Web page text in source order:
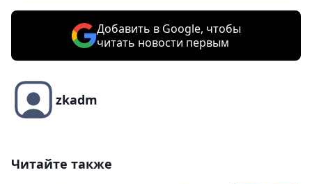
Добавить в Google, чтобы
читать новости первым
zkadm
Читайте также